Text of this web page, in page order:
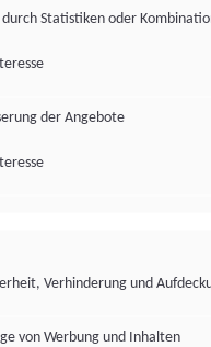
Statistiken oder
der Angebote
Verhinderung und
von Werbung und Inhalten